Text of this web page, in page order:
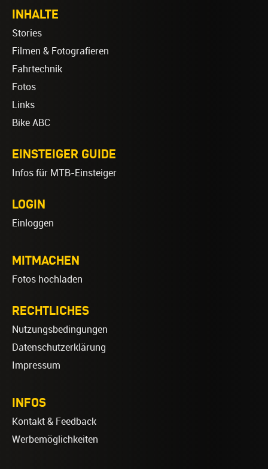
INHALTE
Stories
Filmen & Fotografieren
Fahrtechnik
Fotos
Links
Bike ABC
EINSTEIGER GUIDE
Infos für MTB-Einsteiger
LOGIN
Einloggen
MITMACHEN
Fotos hochladen
RECHTLICHES
Nutzungsbedingungen
Datenschutzerklärung
Impressum
INFOS
Kontakt & Feedback
Werbemöglichkeiten